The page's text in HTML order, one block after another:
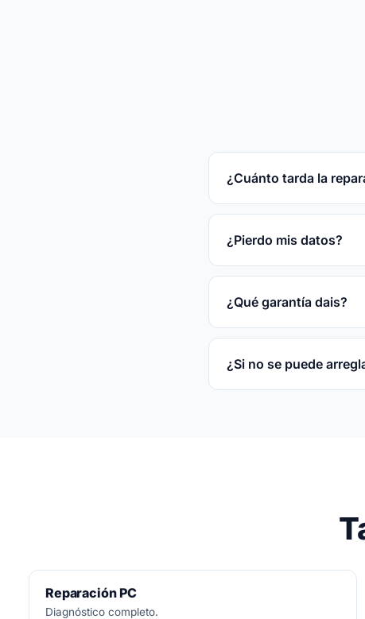
¿Cuánto tarda la
Reparaciones
tras el diagnóstico
¿Pierdo mis datos?
En la mayoría de las
disco.
¿Qué garantía dais?
3 meses por escrito
¿Si no se puede
Reparación PC
Diagnóstico completo.